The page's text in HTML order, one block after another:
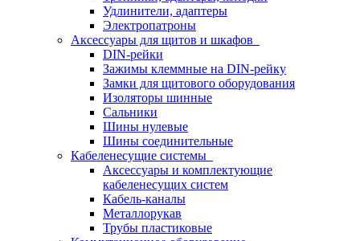
Удлинители, адаптеры
Электропатроны
Аксессуары для щитов и шкафов
DIN-рейки
Зажимы клеммные на DIN-рейку
Замки для щитового оборудования
Изоляторы шинные
Сальники
Шины нулевые
Шины соединительные
Кабеленесущие системы
Аксессуары и комплектующие
кабеленесущих систем
Кабель-каналы
Металлорукав
Трубы пластиковые